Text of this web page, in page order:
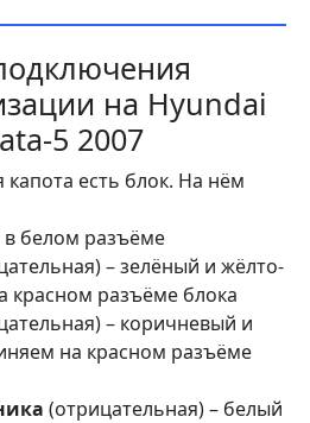
на Hyundai
5 2007
есть блок. На нём
белом разъёме
– зелёный и жёлто-
красном разъёме блока
– коричневый и
на красном разъёме
(отрицательная) – белый